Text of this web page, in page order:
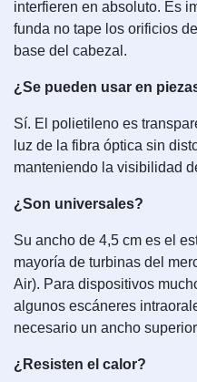
interfieren en absoluto. Es
funda no tape los orificios
base del cabezal.
¿Se pueden usar en
Sí. El polietileno es
luz de la fibra óptica sin
manteniendo la visibilidad
¿Son universales?
Su ancho de 4,5 cm es el
mayoría de turbinas del
Air). Para dispositivos
algunos escáneres
necesario un ancho
¿Resisten el calor?